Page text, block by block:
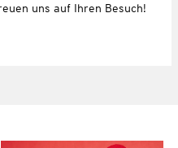
uns auf Ihren Besuch!